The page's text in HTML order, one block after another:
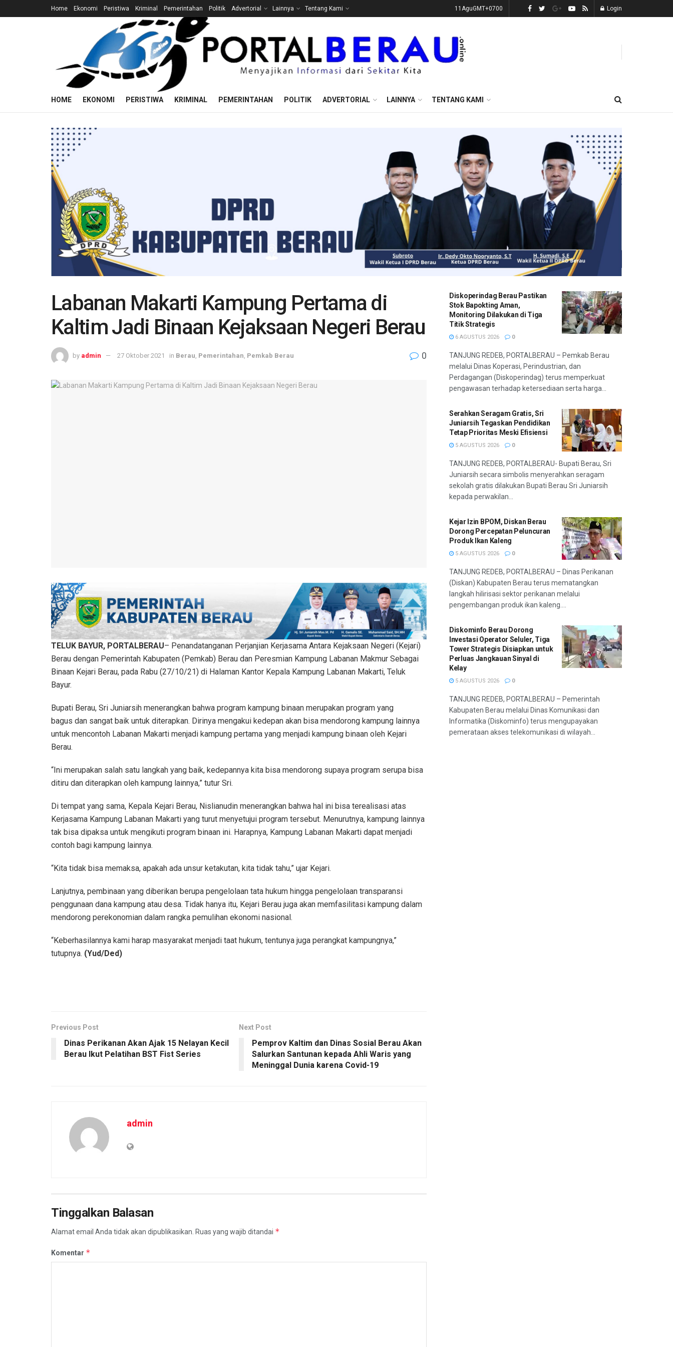
Home Ekonomi Peristiwa Kriminal Pemerintahan Politik Advertorial Lainnya Tentang Kami 11AguGMT+0700 Login
HOME EKONOMI PERISTIWA KRIMINAL PEMERINTAHAN POLITIK ADVERTORIAL LAINNYA TENTANG KAMI
Labanan Makarti Kampung Pertama di
Kaltim Jadi Binaan Kejaksaan Negeri Berau
by admin 27 Oktober 2021 in Berau, Pemerintahan, Pemkab Berau 0
TELUK BAYUR, PORTALBERAU– Penandatanganan Perjanjian Kerjasama Antara Kejaksaan Negeri (Kejari)
Berau dengan Pemerintah Kabupaten (Pemkab) Berau dan Peresmian Kampung Labanan Makmur Sebagai
Binaan Kejari Berau, pada Rabu (27/10/21) di Halaman Kantor Kepala Kampung Labanan Makarti, Teluk
Bayur.
Bupati Berau, Sri Juniarsih menerangkan bahwa program kampung binaan merupakan program yang
bagus dan sangat baik untuk diterapkan. Dirinya mengakui kedepan akan bisa mendorong kampung lainnya
untuk mencontoh Labanan Makarti menjadi kampung pertama yang menjadi kampung binaan oleh Kejari
Berau.
“Ini merupakan salah satu langkah yang baik, kedepannya kita bisa mendorong supaya program serupa bisa
ditiru dan diterapkan oleh kampung lainnya,” tutur Sri.
Di tempat yang sama, Kepala Kejari Berau, Nislianudin menerangkan bahwa hal ini bisa terealisasi atas
Kerjasama Kampung Labanan Makarti yang turut menyetujui program tersebut. Menurutnya, kampung lainnya
tak bisa dipaksa untuk mengikuti program binaan ini. Harapnya, Kampung Labanan Makarti dapat menjadi
contoh bagi kampung lainnya.
“Kita tidak bisa memaksa, apakah ada unsur ketakutan, kita tidak tahu,” ujar Kejari.
Lanjutnya, pembinaan yang diberikan berupa pengelolaan tata hukum hingga pengelolaan transparansi
penggunaan dana kampung atau desa. Tidak hanya itu, Kejari Berau juga akan memfasilitasi kampung dalam
mendorong perekonomian dalam rangka pemulihan ekonomi nasional.
“Keberhasilannya kami harap masyarakat menjadi taat hukum, tentunya juga perangkat kampungnya,”
tutupnya. (Yud/Ded)
Previous Post
Dinas Perikanan Akan Ajak 15 Nelayan Kecil
Berau Ikut Pelatihan BST Fist Series
Next Post
Pemprov Kaltim dan Dinas Sosial Berau Akan
Salurkan Santunan kepada Ahli Waris yang
Meninggal Dunia karena Covid-19
admin
Tinggalkan Balasan
Alamat email Anda tidak akan dipublikasikan. Ruas yang wajib ditandai *
Komentar *
Diskoperindag Berau Pastikan
Stok Bapokting Aman,
Monitoring Dilakukan di Tiga
Titik Strategis
6 AGUSTUS 2026 0
TANJUNG REDEB, PORTALBERAU – Pemkab Berau
melalui Dinas Koperasi, Perindustrian, dan
Perdagangan (Diskoperindag) terus memperkuat
pengawasan terhadap ketersediaan serta harga...
Serahkan Seragam Gratis, Sri
Juniarsih Tegaskan Pendidikan
Tetap Prioritas Meski Efisiensi
5 AGUSTUS 2026 0
TANJUNG REDEB, PORTALBERAU- Bupati Berau, Sri
Juniarsih secara simbolis menyerahkan seragam
sekolah gratis dilakukan Bupati Berau Sri Juniarsih
kepada perwakilan...
Kejar Izin BPOM, Diskan Berau
Dorong Percepatan Peluncuran
Produk Ikan Kaleng
5 AGUSTUS 2026 0
TANJUNG REDEB, PORTALBERAU – Dinas Perikanan
(Diskan) Kabupaten Berau terus mematangkan
langkah hilirisasi sektor perikanan melalui
pengembangan produk ikan kaleng....
Diskominfo Berau Dorong
Investasi Operator Seluler, Tiga
Tower Strategis Disiapkan untuk
Perluas Jangkauan Sinyal di
Kelay
5 AGUSTUS 2026 0
TANJUNG REDEB, PORTALBERAU – Pemerintah
Kabupaten Berau melalui Dinas Komunikasi dan
Informatika (Diskominfo) terus mengupayakan
pemerataan akses telekomunikasi di wilayah...